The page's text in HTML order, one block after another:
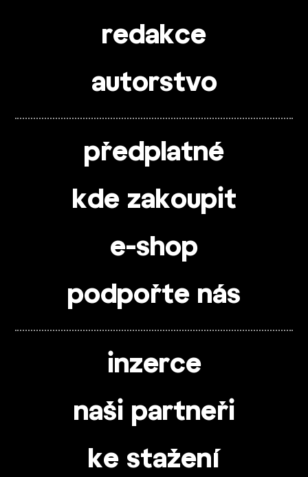
redakce
autorstvo
předplatné
kde zakoupit
e-shop
podpořte nás
inzerce
naši partneři
ke stažení